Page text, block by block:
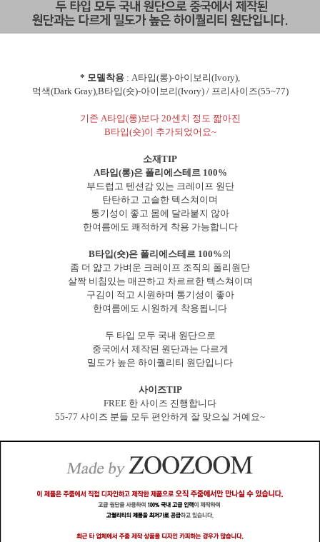
* 모델착용 : A타입(롱)-아이보리(Ivory),
먹색(Dark Gray),B타입(숏)-아이보리(Ivory) / 프리사이즈(55~77)
기존 A타입(롱)보다 20센치 정도 짧아진
B타입(숏)이 추가되었어요~
소재TIP
A타입(롱)은 폴리에스테르 100%
부드럽고 텐션감 있는 크레이프 원단
탄탄하고 고슬한 텍스쳐이며
통기성이 좋고 몸에 달라붙지 않아
한여름에도 쾌적하게 착용 가능합니다
B타입(숏)은 폴리에스테르 100%의
좀 더 얇고 가벼운 크레이프 조직의 폴리원단
살짝 비침있는 매끈하고 차르르한 텍스쳐이며
구김이 적고 시원하며 통기성이 좋아
한여름에도 시원하게 착용됩니다
두 타입 모두 국내 원단으로
중국에서 제작된 원단과는 다르게
밀도가 높은 하이퀄리티 원단입니다
사이즈TIP
FREE 한 사이즈 진행합니다
55-77 사이즈 분들 모두 편안하게 잘 맞으실 거예요~